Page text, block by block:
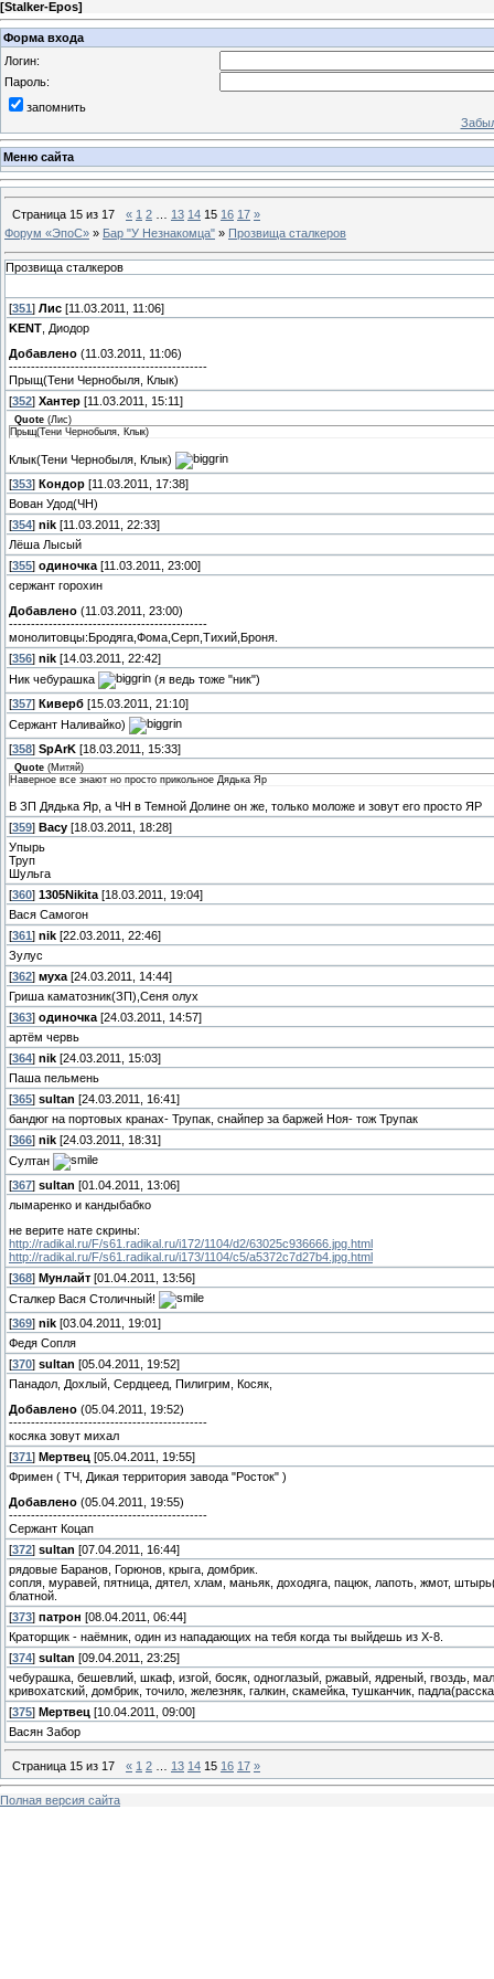
[Stalker-Epos]
Форма входа
Логин:
Пароль:
запомнить
Меню сайта
Страница 15 из 17 « 1 2 13 14 15 16 17 »
Форум «ЭпоС» » Бар "У Незнакомца" » Прозвища сталкеров
Прозвища сталкеров
[351 ] Лис [11.03.2011, 11:06]
KENT , Диодор
Добавлено (11.03.2011, 11:06)
---------------------------------------------
Прыщ(Тени Чернобыля, Клык)
[352] Хантер [11.03.2011, 15:11]
Quote (Лис)
Прыщ(Тени Чернобыля, Клык)
Клык(Тени Чернобыля, Клык)
[353] Кондор [11.03.2011, 17:38]
Вован Удод(ЧН)
[354] nik [11.03.2011, 22:33]
Лёша Лысый
[355] одиночка [11.03.2011, 23:00]
сержант горохин
Добавлено (11.03.2011, 23:00)
---------------------------------------------
монолитовцы:Бродяга,Фома,Серп,Тихий,Броня.
[356] nik [14.03.2011, 22:42]
Ник чебурашка
(я ведь тоже "ник")
[357] Киверб [15.03.2011, 21:10]
Сержант Наливайко)
[358] SpArK [18.03.2011, 15:33]
Quote (Митяй)
Наверное все знают но просто прикольное Дядька Яр
В ЗП Дядька Яр, а ЧН в Темной Долине он же, только моложе и зовут его просто ЯР
[359] Bacy [18.03.2011, 18:28]
Упырь
Труп
Шульга
[360] 1305Nikita [18.03.2011, 19:04]
Вася Самогон
[361 ] nik [22.03.2011, 22:46]
Зулус
[362] муха [24.03.2011, 14:44]
Гриша каматозник(ЗП),Сеня олух
[363] одиночка [24.03.2011, 14:57]
артём червь
[364] nik [24.03.2011, 15:03]
Паша пельмень
[365] sultan [24.03.2011, 16:41]
бандюг на портовых кранах- Трупак, снайпер за баржей Ноя- тож Трупак
[366] nik [24.03.2011, 18:31]
Султан
[367] sultan [01.04.2011, 13:06]
лымаренко и кандыбабко
не верите нате скрины:
http://radikal.ru/F/s61.radikal.ru/i172/1104/d2/63025c936666.jpg.html
http://radikal.ru/F/s61.radikal.ru/i173/1104/c5/a5372c7d27b4.jpg.html
[368] Мунлайт [01.04.2011, 13:56]
Сталкер Вася Столичный!
[369] nik [03.04.2011, 19:01]
Федя Сопля
[370] sultan [05.04.2011, 19:52]
Панадол, Дохлый, Сердцеед, Пилигрим, Косяк,
Добавлено (05.04.2011, 19:52)
---------------------------------------------
косяка зовут михал
[371 ] Мертвец [05.04.2011, 19:55]
Фримен ( ТЧ, Дикая территория завода "Росток" )
Добавлено (05.04.2011, 19:55)
---------------------------------------------
Сержант Коцап
[372] sultan [07.04.2011, 16:44]
рядовые Баранов, Горюнов, крыга, домбрик.
сопля, муравей, пятница, дятел, хлам, маньяк, доходяга, пацюк, лапоть, жмот,
блатной.
[373] патрон [08.04.2011, 06:44]
Краторщик - наёмник, один из нападающих на тебя когда ты выйдешь из Х-8.
[374] sultan [09.04.2011, 23:25]
чебурашка, бешевлий, шкаф, изгой, босяк, одноглазый, ржавый, ядреный, гвоздь,
кривохатский, домбрик, точило, железняк, галкин, скамейка, тушканчик,
[375] Мертвец [10.04.2011, 09:00]
Васян Забор
Страница 15 из 17 « 1 2 13 14 15 16 17 »
Полная версия сайта